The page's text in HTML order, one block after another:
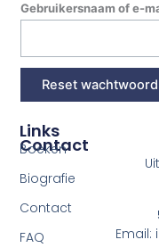
Gebruikersnaam of e-
Reset wachtwoord
Links
Boeken
Biografie
Contact
FAQ
Contact
Email: